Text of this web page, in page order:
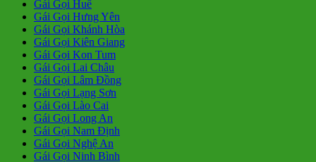
Gái Gọi Huế
Gái Gọi Hưng Yên
Gái Gọi Khánh Hòa
Gái Gọi Kiên Giang
Gái Gọi Kon Tum
Gái Gọi Lai Châu
Gái Gọi Lâm Đồng
Gái Gọi Lạng Sơn
Gái Gọi Lào Cai
Gái Gọi Long An
Gái Gọi Nam Định
Gái Gọi Nghệ An
Gái Gọi Ninh Bình